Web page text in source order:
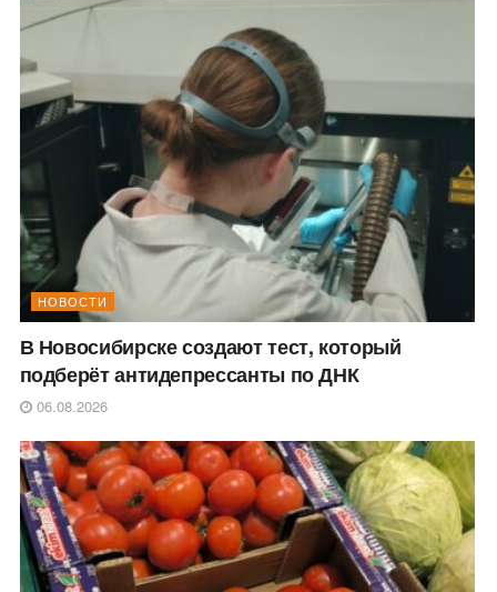
НОВОСТИ
В Новосибирске создают тест, который
подберёт антидепрессанты по ДНК
06.08.2026